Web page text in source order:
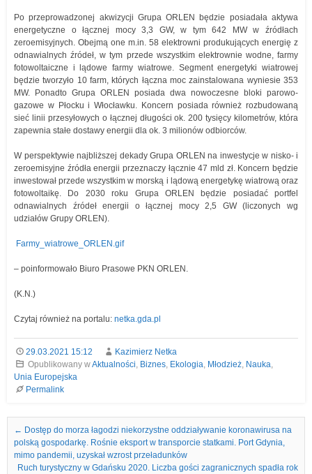
Po przeprowadzonej akwizycji Grupa ORLEN będzie posiadała aktywa
energetyczne o łącznej mocy 3,3 GW, w tym 642 MW w źródłach
zeroemisyjnych. Obejmą one m.in. 58 elektrowni produkujących energię z
odnawialnych źródeł, w tym przede wszystkim elektrownie wodne, farmy
fotowoltaiczne i lądowe farmy wiatrowe. Segment energetyki wiatrowej
będzie tworzyło 10 farm, których łączna moc zainstalowana wyniesie 353
MW. Ponadto Grupa ORLEN posiada dwa nowoczesne bloki parowo-
gazowe w Płocku i Włocławku. Koncern posiada również rozbudowaną
sieć linii przesyłowych o łącznej długości ok. 200 tysięcy kilometrów, która
zapewnia stałe dostawy energii dla ok. 3 milionów odbiorców.
W perspektywie najbliższej dekady Grupa ORLEN na inwestycje w nisko- i
zeroemisyjne źródła energii przeznaczy łącznie 47 mld zł. Koncern będzie
inwestował przede wszystkim w morską i lądową energetykę wiatrową oraz
fotowoltaikę. Do 2030 roku Grupa ORLEN będzie posiadać portfel
odnawialnych źródeł energii o łącznej mocy 2,5 GW (liczonych wg
udziałów Grupy ORLEN).
Farmy_wiatrowe_ORLEN.gif
– poinformowało Biuro Prasowe PKN ORLEN.
(K.N.)
Czytaj również na portalu: netka.gda.pl
29.03.2021 15:12
Kazimierz Netka
Opublikowany wAktualności, Biznes, Ekologia, Młodzież, Nauka,
Unia Europejska
Permalink
Nawigacja we wpisach
← Dostęp do morza łagodzi niekorzystne oddziaływanie koronawirusa na
polską gospodarkę. Rośnie eksport w transporcie statkami. Port Gdynia,
mimo pandemii, uzyskał wzrost przeładunków
Ruch turystyczny w Gdańsku 2020. Liczba gości zagranicznych spadła rok